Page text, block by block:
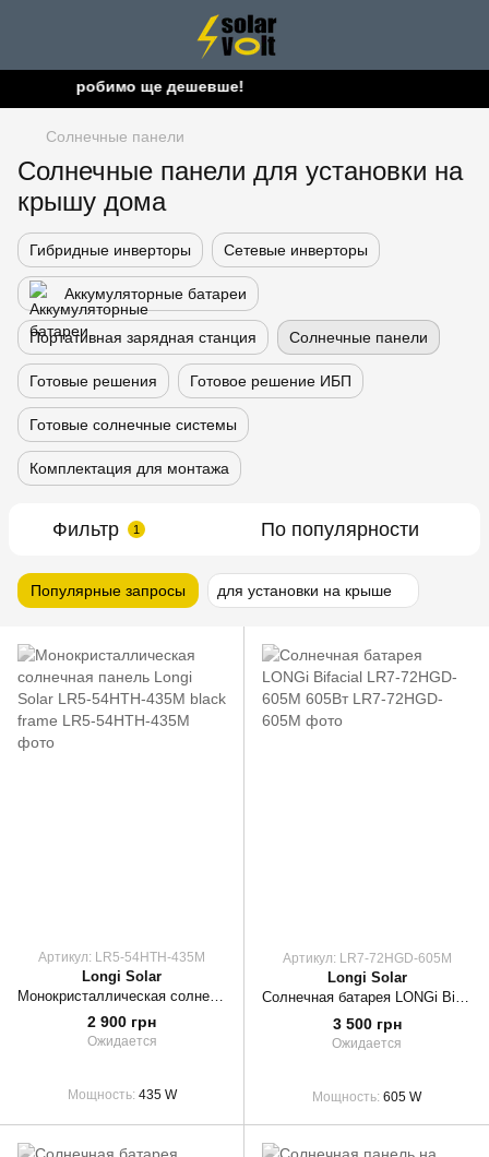
- зробимо ще дешевше!
Солнечные панели
Солнечные панели для установки на
крышу дома
Гибридные инверторы Сетевые инверторы
Аккумуляторные батареи
Портативная зарядная станция Солнечные панели
Готовые решения Готовое решение ИБП
Готовые солнечные системы
Комплектация для монтажа
Фильтр 1 По популярности
Популярные запросы для установки на крыше
Артикул: LR5-54HTH-435M
Longi Solar
2 900 грн
Ожидается
Мощность 435 W
Артикул: LR7-72HGD-605M
Longi Solar
Солнечная батарея LONGi Bifacial LR7-72HGD-605M 605Вт
3 500 грн
Ожидается
Мощность 605 W